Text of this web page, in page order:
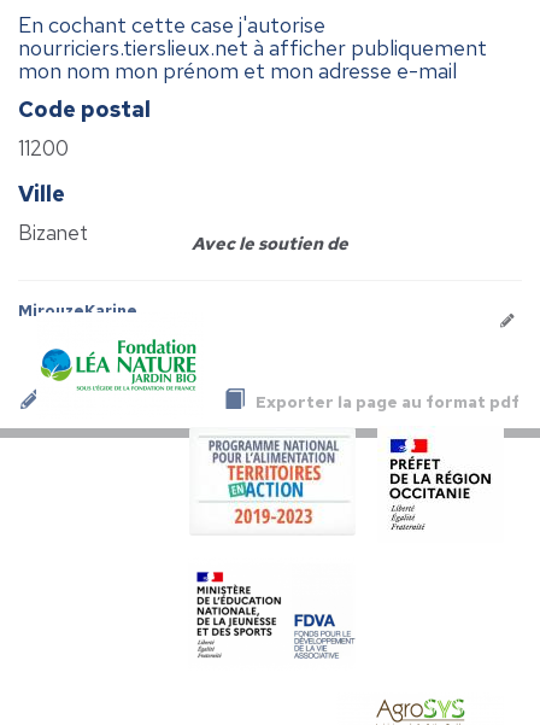
En cochant cette case j'autorise
nourriciers.tierslieux.net à afficher publiquement
mon nom mon prénom et mon adresse e-mail
Code postal
11200
Ville
Bizanet
MirouzeKarine
Exporter la page au format pdf
Avec le soutien de